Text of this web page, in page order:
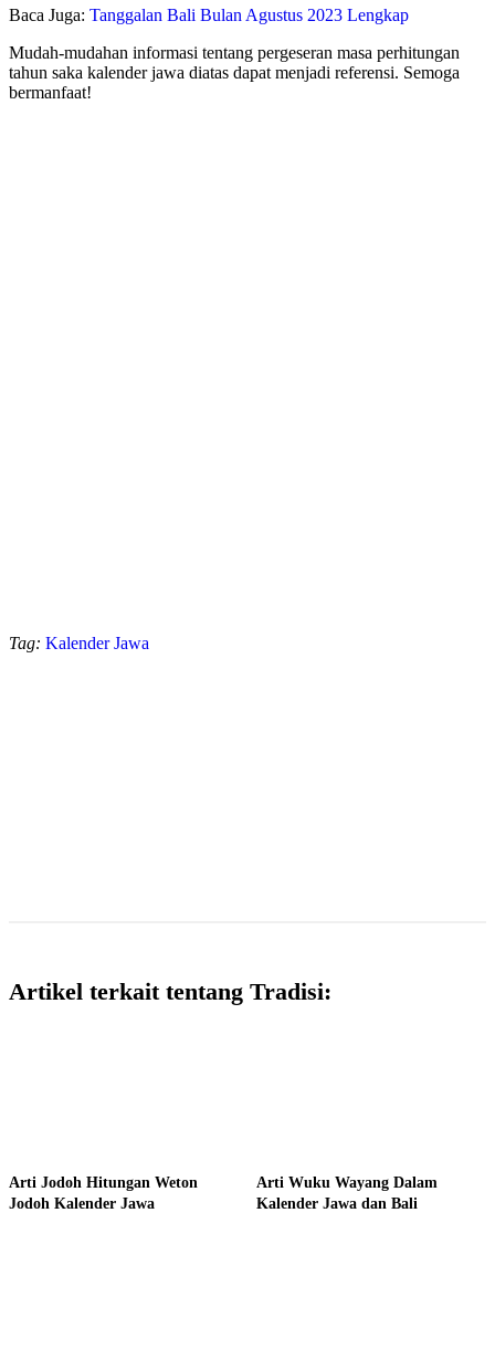
Baca Juga: Tanggalan Bali Bulan Agustus 2023 Lengkap
Mudah-mudahan informasi tentang pergeseran masa perhitungan
tahun saka kalender jawa diatas dapat menjadi referensi. Semoga
bermanfaat!
Tag: Kalender Jawa
Artikel terkait tentang Tradisi:
Arti Jodoh Hitungan Weton
Jodoh Kalender Jawa
Arti Wuku Wayang Dalam
Kalender Jawa dan Bali